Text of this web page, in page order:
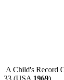
A Child's Record
33 (USA 1969)